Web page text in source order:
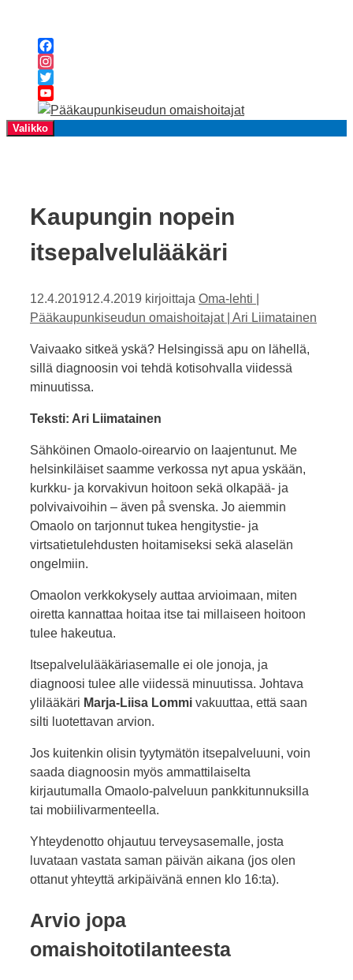
Facebook
Instagram
Twitter
YouTube
Channel
Valikko
Kaupungin nopein
itsepalvelulääkäri
12.4.201912.4.2019 kirjoittaja Oma-lehti |
Pääkaupunkiseudun omaishoitajat | Ari Liimatainen
Vaivaako sitkeä yskä? Helsingissä apu on lähellä,
sillä diagnoosin voi tehdä kotisohvalla viidessä
minuutissa.
Teksti: Ari Liimatainen
Sähköinen Omaolo-oirearvio on laajentunut. Me
helsinkiläiset saamme verkossa nyt apua yskään,
kurkku- ja korvakivun hoitoon sekä olkapää- ja
polvivaivoihin – även på svenska. Jo aiemmin
Omaolo on tarjonnut tukea hengitystie- ja
virtsatietulehdusten hoitamiseksi sekä alaselän
ongelmiin.
Omaolon verkkokysely auttaa arvioimaan, miten
oiretta kannattaa hoitaa itse tai millaiseen hoitoon
tulee hakeutua.
Itsepalvelulääkäriasemalle ei ole jonoja, ja
diagnoosi tulee alle viidessä minuutissa. Johtava
ylilääkäri Marja-Liisa Lommi vakuuttaa, että saan
silti luotettavan arvion.
Jos kuitenkin olisin tyytymätön itsepalveluuni, voin
saada diagnoosin myös ammattilaiselta
kirjautumalla Omaolo-palveluun pankkitunnuksilla
tai mobiilivarmenteella.
Yhteydenotto ohjautuu terveysasemalle, josta
luvataan vastata saman päivän aikana (jos olen
ottanut yhteyttä arkipäivänä ennen klo 16:ta).
Arvio jopa
omaishoitotilanteesta